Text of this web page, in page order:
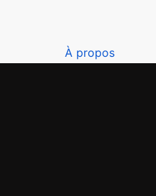
À propos